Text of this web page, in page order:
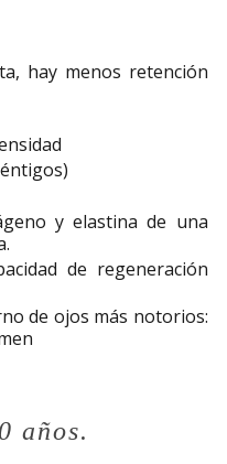
hay menos retención
y elastina de una
de regeneración
de ojos más notorios:
años.